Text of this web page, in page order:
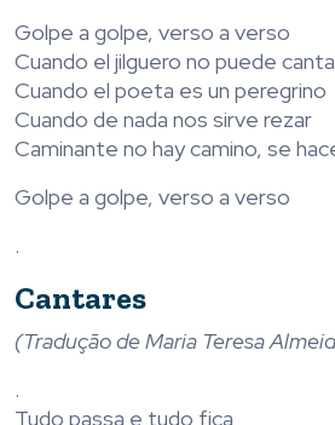
Golpe a golpe, verso a verso
Cuando el jilguero no puede
Cuando el poeta es un peregrino
Cuando de nada nos sirve rezar
Caminante no hay camino, se
Golpe a golpe, verso a verso
.
Cantares
(Tradução de Maria Teresa
.
Tudo passa e tudo fica